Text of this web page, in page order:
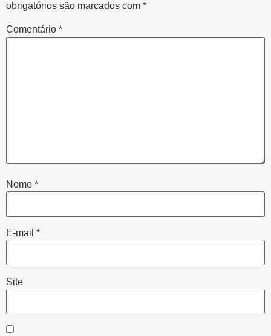
obrigatórios são marcados com *
Comentário *
Nome *
E-mail *
Site